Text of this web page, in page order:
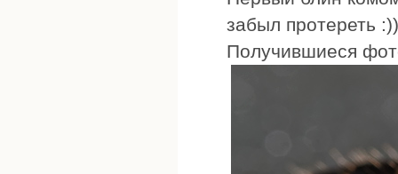
забыл протереть
Получившиеся